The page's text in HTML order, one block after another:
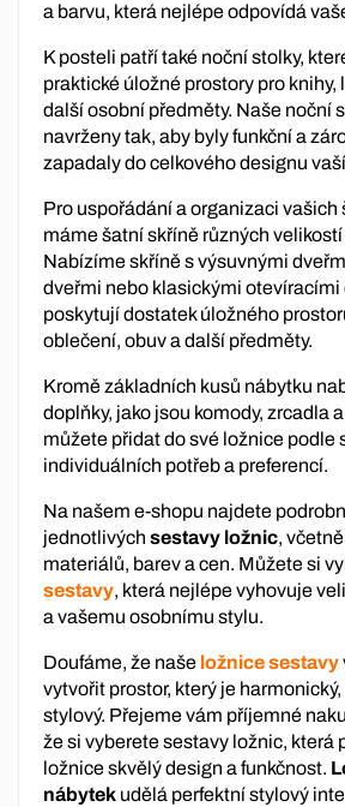
a barvu, která nejlépe odpovídá
K posteli patří také noční stolky,
praktické úložné prostory pro knihy,
další osobní předměty. Naše noční
navrženy tak, aby byly funkční a
zapadaly do celkového designu
Pro uspořádání a organizaci vašich
máme šatní skříně různých
Nabízíme skříně s výsuvnými
dveřmi nebo klasickými otevíracími
poskytují dostatek úložného
oblečení, obuv a další předměty.
Kromě základních kusů nábytku
doplňky, jako jsou komody, zrcadla
můžete přidat do své ložnice podle
individuálních potřeb a preferencí.
Na našem e-shopu najdete
jednotlivých sestavy ložnic,
materiálů, barev a cen. Můžete si
sestavy, která nejlépe vyhovuje
a vašemu osobnímu stylu.
Doufáme, že naše ložnice sestavy
vytvořit prostor, který je
stylový. Přejeme vám příjemné
že si vyberete sestavy ložnic, která
ložnice skvělý design a funkčnost.
nábytek udělá perfektní stylový